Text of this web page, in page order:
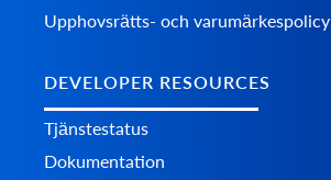
Upphovsrätts- och varumärkespolicy
DEVELOPER RESOURCES
Tjänstestatus
Dokumentation